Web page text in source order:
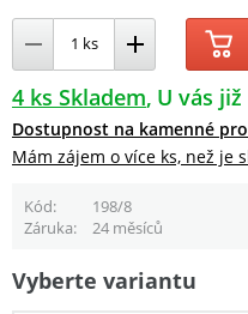
4 ks Skladem U vás
Dostupnost na kamenné
Mám zájem o více ks, než je
Kód 198/8
Záruka
24 měsíců
Vyberte variantu